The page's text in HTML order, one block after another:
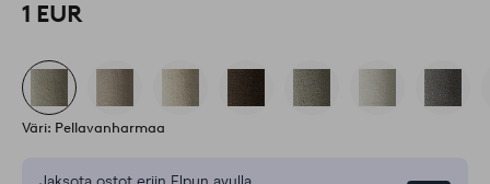
1 EUR
Väri: Pellavanharmaa